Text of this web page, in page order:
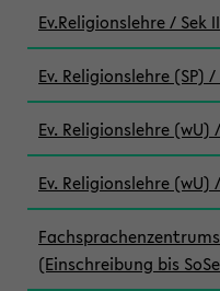
Ev.Religionslehre / Sek II
Ev. Religionslehre (SP) /
Ev. Religionslehre (wU)
Ev. Religionslehre (wU)
(Einschreibung bis